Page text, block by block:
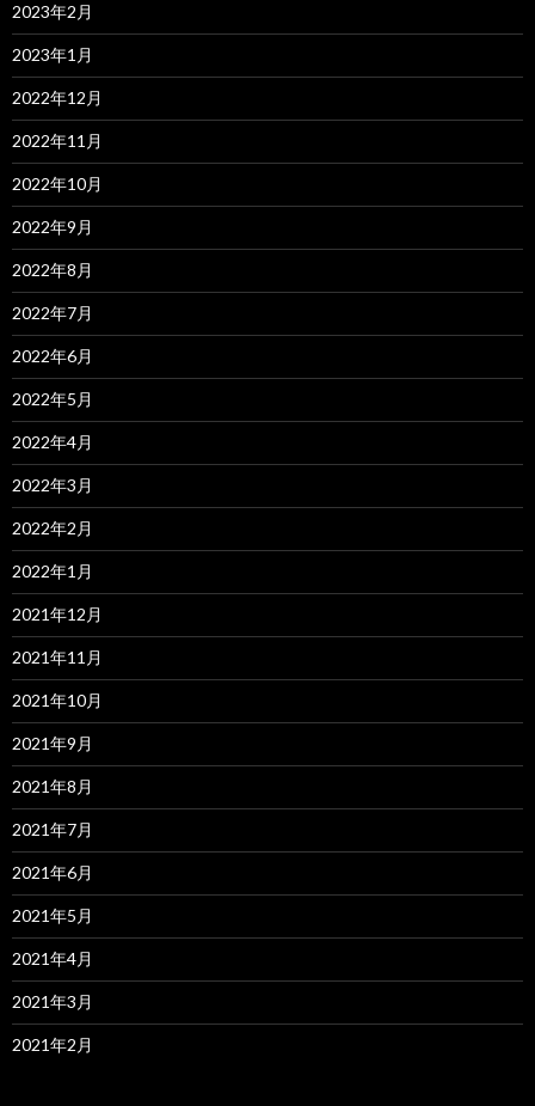
2023年2月
2023年1月
2022年12月
2022年11月
2022年10月
2022年9月
2022年8月
2022年7月
2022年6月
2022年5月
2022年4月
2022年3月
2022年2月
2022年1月
2021年12月
2021年11月
2021年10月
2021年9月
2021年8月
2021年7月
2021年6月
2021年5月
2021年4月
2021年3月
2021年2月